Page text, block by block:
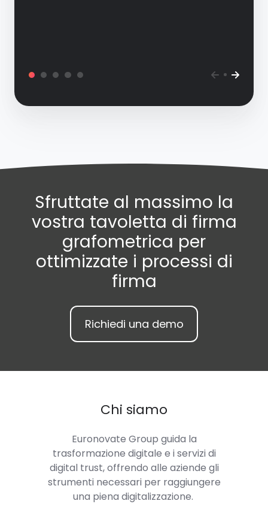
Sfruttate al massimo la
vostra tavoletta di firma
grafometrica per
ottimizzate i processi di
firma
Richiedi una demo
Chi siamo
Euronovate Group guida la
trasformazione digitale e i servizi di
digital trust, offrendo alle aziende gli
strumenti necessari per raggiungere
una piena digitalizzazione.